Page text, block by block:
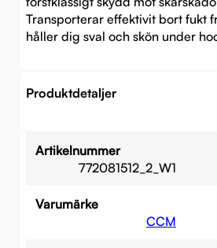
Transporterar effektivit bort fukt
håller dig sval och skön under
Produktdetaljer
Artikelnummer
772081512_2_W1
Varumärke
CCM